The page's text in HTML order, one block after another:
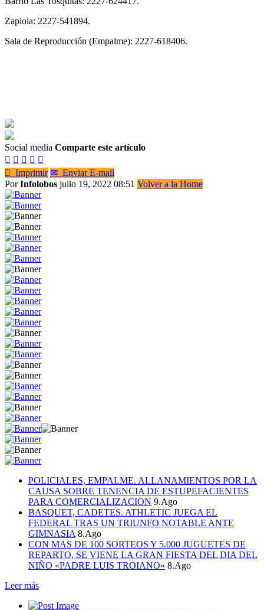
Zapiola: 2227-541894.
Sala de Reproducción (Empalme): 2227-618406.
Social media Comparte este artículo
    
 Imprimir ✉ Enviar E-mail
PorInfolobos julio 19, 2022 08:51 Volver a la Home
POLICIALES, EMPALME. ALLANAMIENTOS POR LA
CAUSA SOBRE TENENCIA DE ESTUPEFACIENTES
PARA COMERCIALIZACION 9.Ago
BASQUET, CADETES. ATHLETIC JUEGA EL
FEDERAL TRAS UN TRIUNFO NOTABLE ANTE
GIMNASIA 8.Ago
CON MAS DE 100 SORTEOS Y 5.000 JUGUETES DE
REPARTO, SE VIENE LA GRAN FIESTA DEL DIA DEL
NIÑO «PADRE LUIS TROIANO» 8.Ago
Leer más